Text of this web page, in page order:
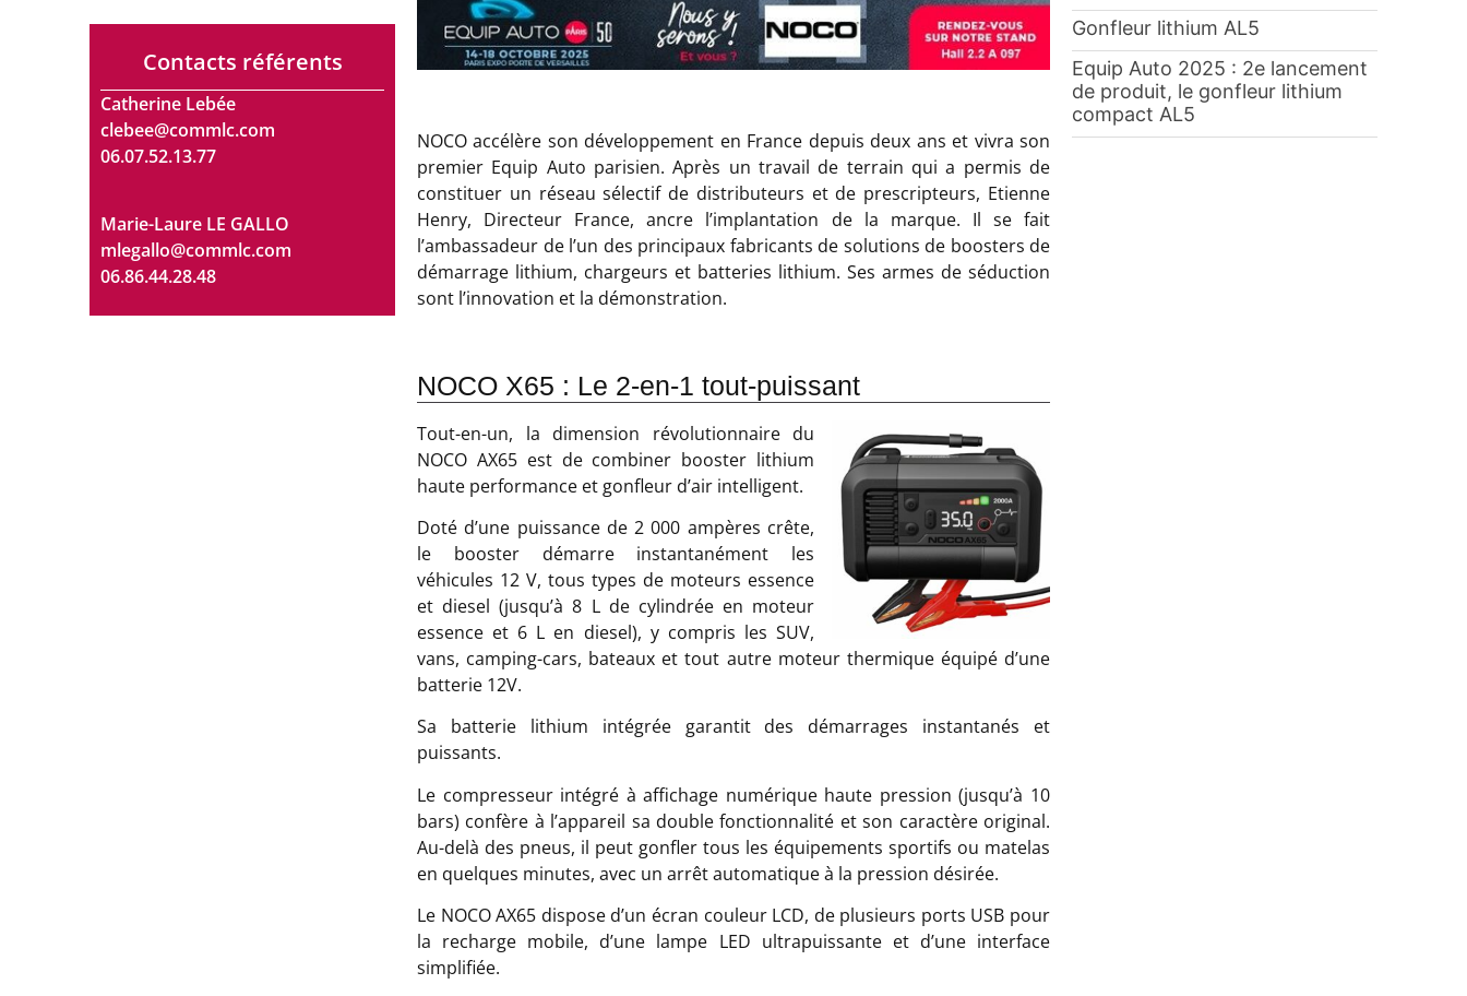
Contacts référents
Catherine Lebée
clebee@commlc.com
06.07.52.13.77
Marie-Laure LE GALLO
mlegallo@commlc.com
06.86.44.28.48
NOCO accélère son développement en France depuis deux ans et vivra son
premier Equip Auto parisien. Après un travail de terrain qui a permis de
constituer un réseau sélectif de distributeurs et de prescripteurs, Etienne
Henry, Directeur France, ancre l’implantation de la marque. Il se fait
l’ambassadeur de l’un des principaux fabricants de solutions de boosters de
démarrage lithium, chargeurs et batteries lithium. Ses armes de séduction
sont l’innovation et la démonstration.
NOCO X65 : Le 2-en-1 tout-puissant
Tout-en-un, la dimension révolutionnaire du
NOCO AX65 est de combiner booster lithium
haute performance et gonfleur d’air intelligent.
Doté d’une puissance de 2 000 ampères crête,
le booster démarre instantanément les
véhicules 12 V, tous types de moteurs essence
et diesel (jusqu’à 8 L de cylindrée en moteur
essence et 6 L en diesel), y compris les SUV,
vans, camping-cars, bateaux et tout autre moteur thermique équipé d’une
batterie 12V.
Sa batterie lithium intégrée garantit des démarrages instantanés et
puissants.
Le compresseur intégré à affichage numérique haute pression (jusqu’à 10
bars) confère à l’appareil sa double fonctionnalité et son caractère original.
Au-delà des pneus, il peut gonfler tous les équipements sportifs ou matelas
en quelques minutes, avec un arrêt automatique à la pression désirée.
Le NOCO AX65 dispose d’un écran couleur LCD, de plusieurs ports USB pour
la recharge mobile, d’une lampe LED ultrapuissante et d’une interface
simplifiée.
Gonfleur lithium AL5
Equip Auto 2025 : 2e lancement
de produit, le gonfleur lithium
compact AL5